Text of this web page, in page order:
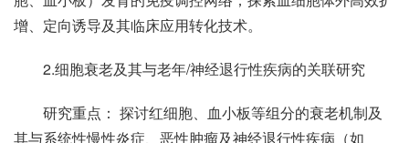
增、定向诱导及其临床应用转化技术。
2.细胞衰老及其与老年/神经退行性疾病的关联研究
研究重点： 探讨红细胞、血小板等组分的衰老机制及
其与系统性慢性炎症、恶性肿瘤及神经退行性疾病（如